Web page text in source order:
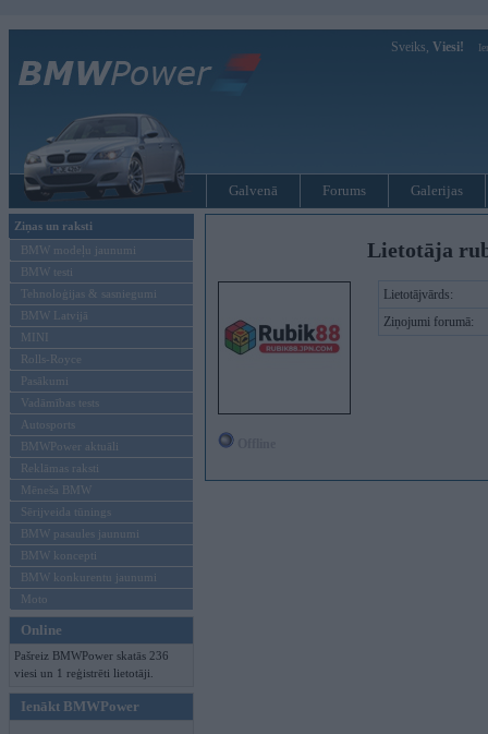
Sveiks, Viesi!
Galvenā Forums Galerijas
Ziņas un raksti
BMW modeļu jaunumi
BMW testi
Tehnoloģijas & sasniegumi
BMW Latvijā
MINI
Rolls-Royce
Pasākumi
Vadāmības tests
Autosports
BMWPower aktuāli
Reklāmas raksti
Mēneša BMW
Sērijveida tūnings
BMW pasaules jaunumi
BMW koncepti
BMW konkurentu jaunumi
Moto
Online
Pašreiz BMWPower skatās 236
viesi un 1 reģistrēti lietotāji.
Ienākt BMWPower
Lietotāja
Lietotājvārds:
Ziņojumi forumā: